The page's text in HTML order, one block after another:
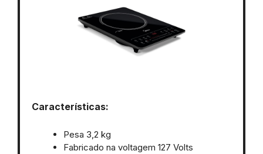
Características:
Pesa 3,2 kg
Fabricado na voltagem ‎127 Volts